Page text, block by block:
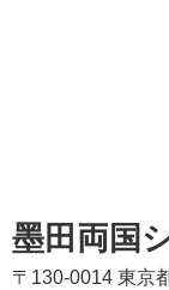
墨田両国
〒130-0014 東京